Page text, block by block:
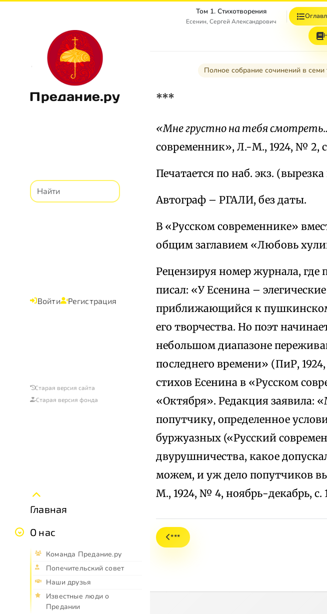
Предание.ру
Войти Регистрация
Старая версия сайта
Старая версия фонда
Главная
О нас
Команда Предание.ру
Попечительский совет
Наши друзья
Известные люди о
Предании
Том 1. Стихотворения
Есенин, Сергей Александрович
Полное собрание сочинений в семи
***
«Мне грустно на тебя
современник», Л.-М., 1924, № 2,
Печатается по наб. экз.
Автограф – РГАЛИ, без даты.
В «Русском современнике»
общим заглавием «Любовь
Рецензируя номер журнала, где
писал: «У Есенина –
приближающийся к
его творчества. Но поэт
небольшом диапазоне
последнего времени» (ПиР,
стихов Есенина в «Русском
«Октября». Редакция заявила:
попутчику, определенное
буржуазных («Русский
двурушничества, какое
можем, и уж дело попутчиков
М., 1924, № 4, ноябрь-декабрь, с.
***